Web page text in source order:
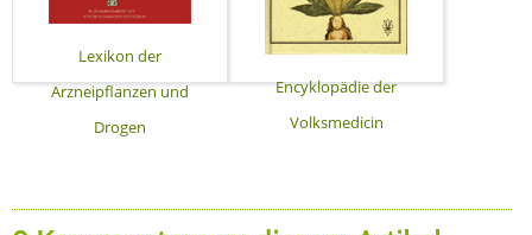
Lexikon der
Arzneipflanzen und
Drogen
Encyklopädie der
Volksmedicin